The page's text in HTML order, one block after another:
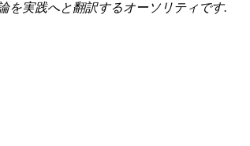
を実践へと翻訳するオーソリティです.